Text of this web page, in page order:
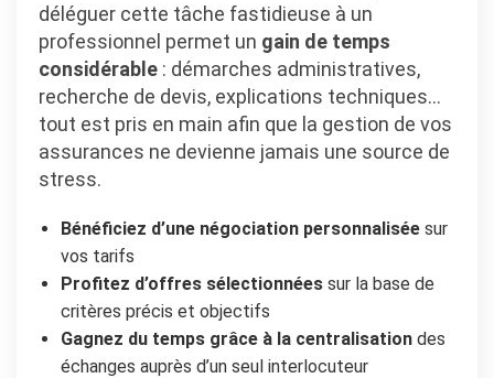
déléguer cette tâche fastidieuse à un
professionnel permet un gain de temps
considérable : démarches administratives,
recherche de devis, explications techniques…
tout est pris en main afin que la gestion de vos
assurances ne devienne jamais une source de
stress.
Bénéficiez d’une négociation personnalisée sur
vos tarifs
Profitez d’offres sélectionnées sur la base de
critères précis et objectifs
Gagnez du temps grâce à la centralisation des
échanges auprès d’un seul interlocuteur